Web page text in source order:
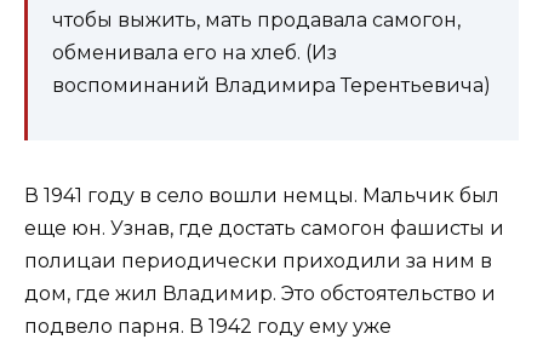
чтобы выжить, мать продавала самогон,
обменивала его на хлеб. (Из
воспоминаний Владимира Терентьевича)
В 1941 году в село вошли немцы. Мальчик был
еще юн. Узнав, где достать самогон фашисты и
полицаи периодически приходили за ним в
дом, где жил Владимир. Это обстоятельство и
подвело парня. В 1942 году ему уже